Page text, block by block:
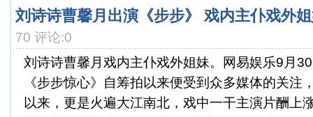
刘诗诗曹馨月出演《步步》 戏内主仆戏外
70 评论:0
刘诗诗曹馨月戏内主仆戏外姐妹。网易娱乐9月
《步步惊心》自筹拍以来便受到众多媒体的关注
以来，更是火遍大江南北，戏中一干主演片酬上